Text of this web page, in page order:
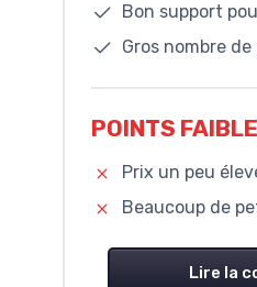
Bon support
Gros nombre
POINTS
Prix un peu
Beaucoup de
Lire la